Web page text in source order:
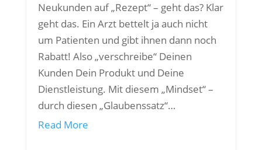
Neukunden auf „Rezept“ – geht das? Klar
geht das. Ein Arzt bettelt ja auch nicht
um Patienten und gibt ihnen dann noch
Rabatt! Also „verschreibe“ Deinen
Kunden Dein Produkt und Deine
Dienstleistung. Mit diesem „Mindset“ –
durch diesen „Glaubenssatz“…
Read More